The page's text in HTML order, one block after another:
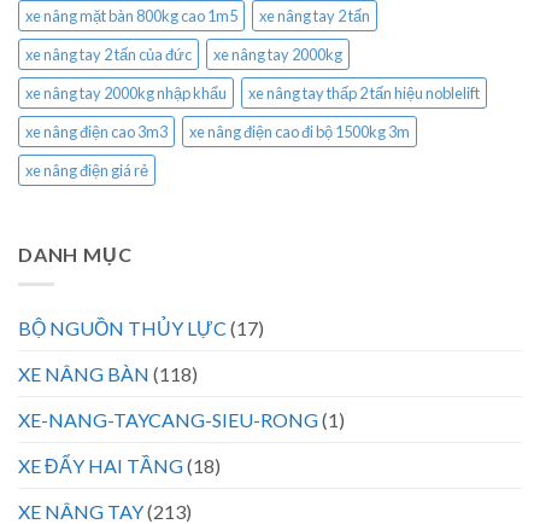
xe nâng mặt bàn 800kg cao 1m5
xe nâng tay 2 tấn
xe nâng tay 2 tấn của đức
xe nâng tay 2000kg
xe nâng tay 2000kg nhập khẩu
xe nâng tay thấp 2 tấn hiệu noblelift
xe nâng điện cao 3m3
xe nâng điện cao đi bộ 1500kg 3m
xe nâng điện giá rẻ
DANH MỤC
BỘ NGUỒN THỦY LỰC (17)
XE NÂNG BÀN (118)
XE-NANG-TAYCANG-SIEU-RONG(1)
XE ĐẨY HAI TẦNG(18)
XE NÂNG TAY(213)